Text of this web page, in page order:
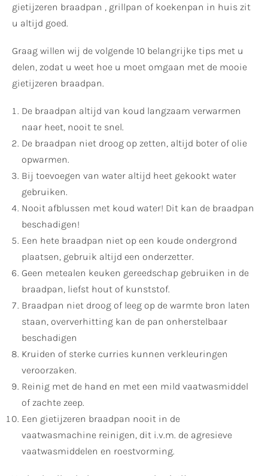
gietijzeren braadpan , grillpan of koekenpan in huis zit
u altijd goed.
Graag willen wij de volgende 10 belangrijke tips met u
delen, zodat u weet hoe u moet omgaan met de mooie
gietijzeren braadpan.
De braadpan altijd van koud langzaam verwarmen
naar heet, nooit te snel.
De braadpan niet droog op zetten, altijd boter of olie
opwarmen.
Bij toevoegen van water altijd heet gekookt water
gebruiken.
Nooit afblussen met koud water! Dit kan de braadpan
beschadigen!
Een hete braadpan niet op een koude ondergrond
plaatsen, gebruik altijd een onderzetter.
Geen metealen keuken gereedschap gebruiken in de
braadpan, liefst hout of kunststof.
Braadpan niet droog of leeg op de warmte bron laten
staan, oververhitting kan de pan onherstelbaar
beschadigen
Kruiden of sterke curries kunnen verkleuringen
veroorzaken.
Reinig met de hand en met een mild vaatwasmiddel
of zachte zeep.
Een gietijzeren braadpan nooit in de
vaatwasmachine reinigen, dit i.v.m. de agresieve
vaatwasmiddelen en roestvorming.